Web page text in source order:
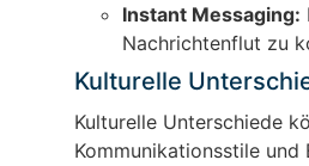
Instant Messaging:
Nachrichtenflut zu
Kulturelle
Kulturelle Unterschiede
Kommunikationsstile